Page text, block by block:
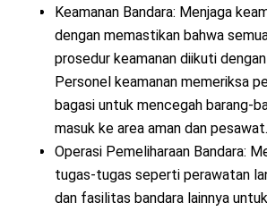
Keamanan Bandara: Menjaga
dengan memastikan bahwa
prosedur keamanan diikuti
Personel keamanan memeriksa
bagasi untuk mencegah barang-
masuk ke area aman dan pesawat.
Operasi Pemeliharaan Bandara:
tugas-tugas seperti perawatan
dan fasilitas bandara lainnya